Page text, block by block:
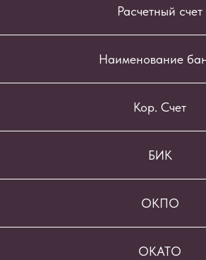
Расчетный счет
Наименование
Кор. Счет
БИК
ОКПО
ОКАТО